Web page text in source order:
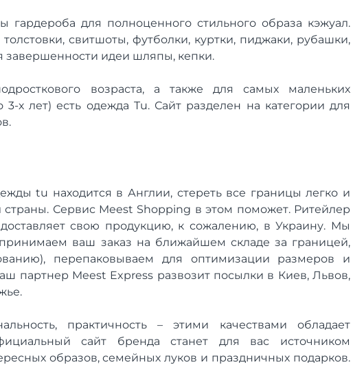
для полноценного стильного образа кэжуал.
свитшоты, футболки, куртки, пиджаки, рубашки,
завершенности идеи шляпы, кепки.
возраста, а также для самых маленьких
х лет) есть одежда Tu. Сайт разделен на категории для
tu находится в Англии, стереть все границы легко и
страны. Сервис Meest Shopping в этом поможет. Ритейлер
свою продукцию, к сожалению, в Украину. Мы
принимаем ваш заказ на ближайшем складе за границей,
перепаковываем для оптимизации размеров и
партнер Meest Express развозит посылки в Киев, Львов,
практичность – этими качествами обладает
сайт бренда станет для вас источником
образов, семейных луков и праздничных подарков.